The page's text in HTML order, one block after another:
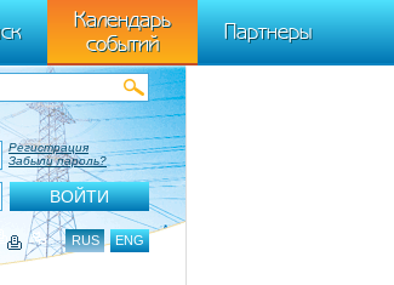
(window,
Календарь
событий
Партнеры
Регистрация
Забыли пароль?
RUS ENG